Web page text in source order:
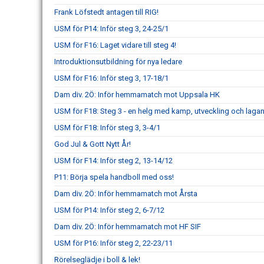
Frank Löfstedt antagen till RIG!
USM för P14: Inför steg 3, 24-25/1
USM för F16: Laget vidare till steg 4!
Introduktionsutbildning för nya ledare
USM för F16: Inför steg 3, 17-18/1
Dam div. 2Ö: Inför hemmamatch mot Uppsala HK
USM för F18: Steg 3 - en helg med kamp, utveckling och
USM för F18: Inför steg 3, 3-4/1
God Jul & Gott Nytt År!
USM för F14: Inför steg 2, 13-14/12
P11: Börja spela handboll med oss!
Dam div. 2Ö: Inför hemmamatch mot Årsta
USM för P14: Inför steg 2, 6-7/12
Dam div. 2Ö: Inför hemmamatch mot HF SIF
USM för P16: Inför steg 2, 22-23/11
Rörelseglädje i boll & lek!